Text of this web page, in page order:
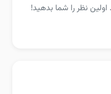
نظر را شما بدهید!